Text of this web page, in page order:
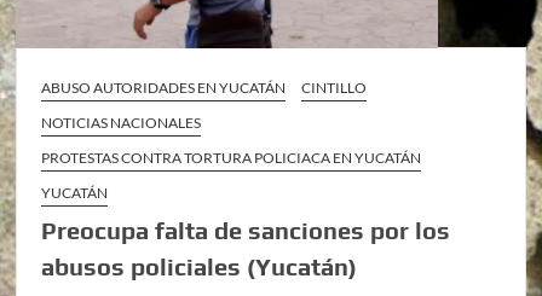
ABUSO AUTORIDADES EN YUCATÁN
CINTILLO
NOTICIAS NACIONALES
PROTESTAS CONTRA TORTURA POLICIACA EN YUCATÁN
YUCATÁN
Preocupa falta de sanciones por los
abusos policiales (Yucatán)